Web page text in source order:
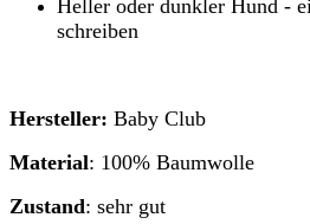
Heller oder dunkler Hund -
schreiben
Hersteller: Baby Club
Material: 100% Baumwolle
Zustand: sehr gut